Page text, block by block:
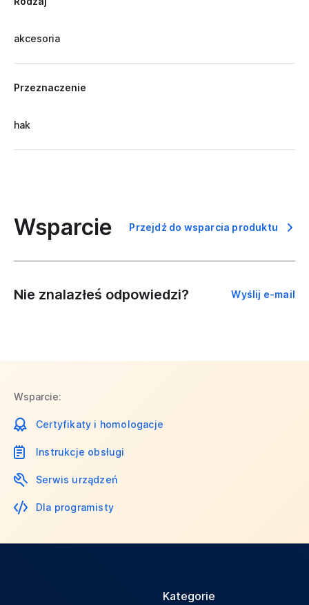
akcesoria
Przeznaczenie
hak
Wsparcie Przejdź do wsparcia produktu
Nie znalazłeś odpowiedzi? Wyślij e-mail
Wsparcie:
Certyfikaty i homologacje
Instrukcje obsługi
Serwis urządzeń
Dla programisty
Kategorie